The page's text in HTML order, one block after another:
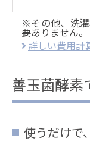
※その他、洗
要ありません。
詳しい費用計
善玉菌酵素
使うだけで